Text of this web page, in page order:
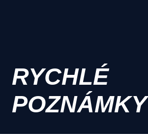
RYCHLÉ
POZNÁMKY